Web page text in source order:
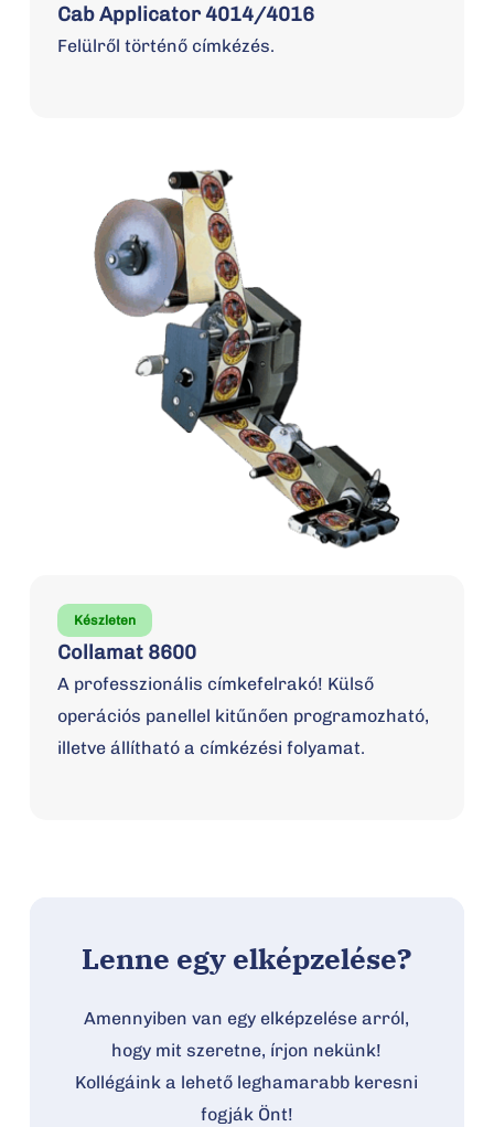
Cab Applicator 4014/4016
Felülről történő címkézés.
Collamat 8600
Készleten
A professzionális címkefelrakó! Külső
operációs panellel kitűnően programozható,
illetve állítható a címkézési folyamat.
Lenne egy elképzelése?
Amennyiben van egy elképzelése arról,
hogy mit szeretne, írjon nekünk!
Kollégáink a lehető leghamarabb keresni
fogják Önt!